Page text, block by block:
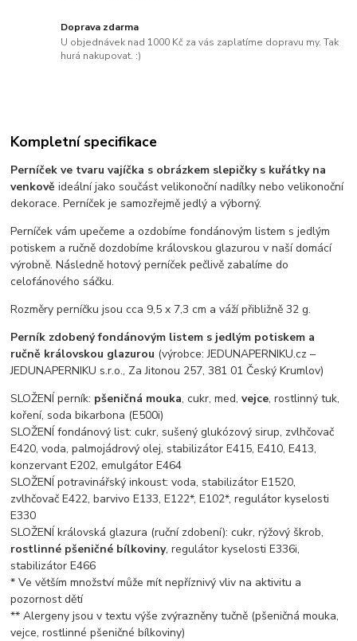
Doprava zdarma
U objednávek nad 1000 Kč za vás zaplatíme dopravu my. Tak
hurá nakupovat. :)
Kompletní specifikace
Perníček ve tvaru vajíčka s obrázkem slepičky s kuřátky na
venkověideální jako součást velikonoční nadílky nebo velikonoční
dekorace. Perníček je samozřejmě jedlý a výborný.
Perníček vám upečeme a ozdobíme fondánovým listem s jedlým
potiskem a ručně dozdobíme královskou glazurou v naší domácí
výrobně. Následně hotový perníček pečlivě zabalíme do
celofánového sáčku.
Rozměry perníčku jsou cca 9,5 x 7,3 cm a váží přibližně 32 g.
Perník zdobený fondánovým listem s jedlým potiskem a
ručně královskou glazurou (výrobce: JEDUNAPERNIKU.cz –
JEDUNAPERNIKU s.r.o., Za Jitonou 257, 381 01 Český Krumlov)
SLOŽENÍ perník: pšeničná mouka, cukr, med,vejce, rostlinný tuk,
koření, soda bikarbona (E500i)
SLOŽENÍ fondánový list: cukr, sušený glukózový sirup, zvlhčovač
E420, voda, palmojádrový olej, stabilizátor E415, E410, E413,
konzervant E202, emulgátor E464
SLOŽENÍ potravinářský inkoust: voda, stabilizátor E1520,
zvlhčovač E422, barvivo E133, E122*, E102*, regulátor kyselosti
E330
SLOŽENÍ královská glazura (ruční zdobení): cukr, rýžový škrob,
rostlinné pšeničné bílkoviny, regulátor kyselosti E336i,
stabilizátor E466
* Ve větším množství může mít nepříznivý vliv na aktivitu a
pozornost dětí
** Alergeny jsou v textu výše zvýrazněny tučně (pšeničná mouka,
vejce, rostlinné pšeničné bílkoviny)